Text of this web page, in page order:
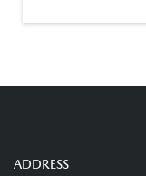
ADDRESS